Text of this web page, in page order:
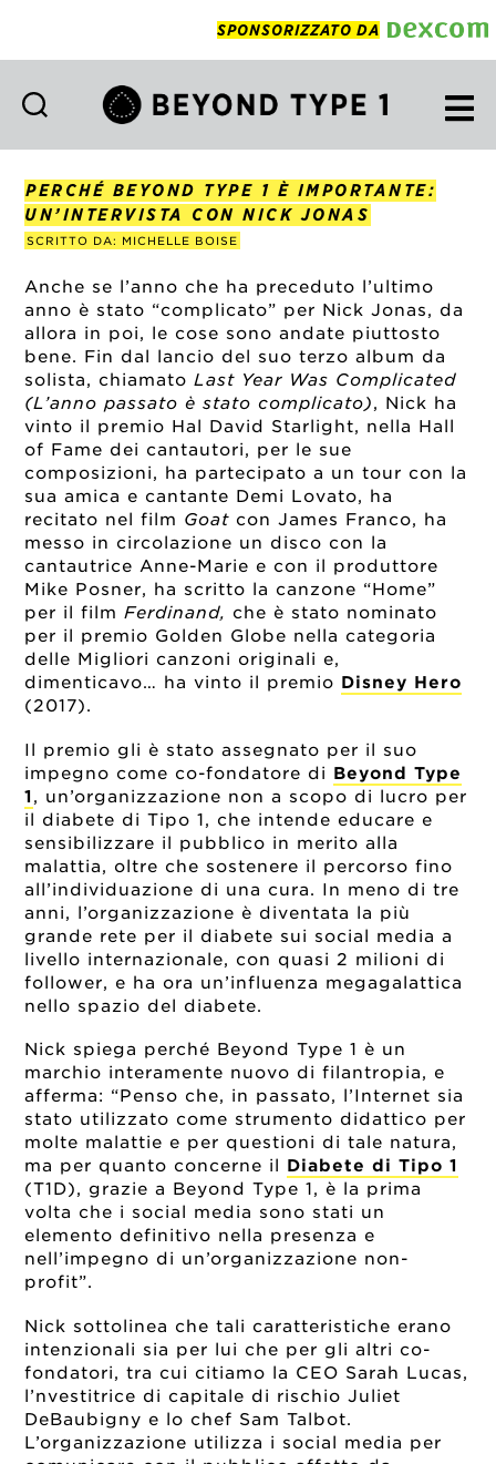
SPONSORIZZATO DA
1
Italian
PERCHÉ BEYOND TYPE 1 È IMPORTANTE:
UN’INTERVISTA CON NICK JONAS
SCRITTO DA: MICHELLE BOISE
Anche se l’anno che ha preceduto l’ultimo
anno è stato “complicato” per Nick Jonas, da
allora in poi, le cose sono andate piuttosto
bene. Fin dal lancio del suo terzo album da
solista, chiamatoLast Year Was Complicated
(L’anno passato è stato complicato), Nick ha
vinto il premio Hal David Starlight, nella Hall
of Fame dei cantautori, per le sue
composizioni, ha partecipato a un tour con la
sua amica e cantante Demi Lovato, ha
recitato nel film Goat con James Franco, ha
messo in circolazione un disco con la
cantautrice Anne-Marie e con il produttore
Mike Posner, ha scritto la canzone “Home”
per il filmFerdinand, che è stato nominato
per il premio Golden Globe nella categoria
delle Migliori canzoni originali e,
dimenticavo… ha vinto il premio Disney Hero
(2017).
Il premio gli è stato assegnato per il suo
impegno come co-fondatore di Beyond Type
1, un’organizzazione non a scopo di lucro per
il diabete di Tipo 1, che intende educare e
sensibilizzare il pubblico in merito alla
malattia, oltre che sostenere il percorso fino
all’individuazione di una cura. In meno di tre
anni, l’organizzazione è diventata la più
grande rete per il diabete sui social media a
livello internazionale, con quasi 2 milioni di
follower, e ha ora un’influenza megagalattica
nello spazio del diabete.
Nick spiega perché Beyond Type 1 è un
marchio interamente nuovo di filantropia, e
afferma: “Penso che, in passato, l’Internet sia
stato utilizzato come strumento didattico per
molte malattie e per questioni di tale natura,
ma per quanto concerne il Diabete di Tipo 1
(T1D), grazie a Beyond Type 1, è la prima
volta che i social media sono stati un
elemento definitivo nella presenza e
nell’impegno di un’organizzazione non-
profit”.
Nick sottolinea che tali caratteristiche erano
intenzionali sia per lui che per gli altri co-
fondatori, tra cui citiamo la CEO Sarah Lucas,
l’nvestitrice di capitale di rischio Juliet
DeBaubigny e lo chef Sam Talbot.
L’organizzazione utilizza i social media per